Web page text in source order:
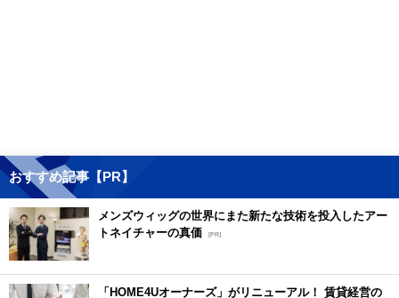
おすすめ記事【PR】
メンズウィッグの世界にまた新たな技術を投入したアー
トネイチャーの真価 [PR]
「HOME4Uオーナーズ」がリニューアル！ 賃貸経営の